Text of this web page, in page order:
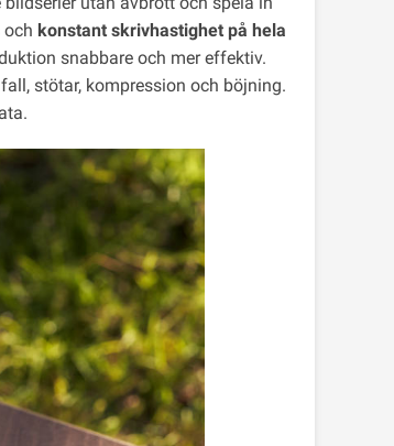
och konstant skrivhastighet på hela
snabbare och mer effektiv.
stötar, kompression och böjning.